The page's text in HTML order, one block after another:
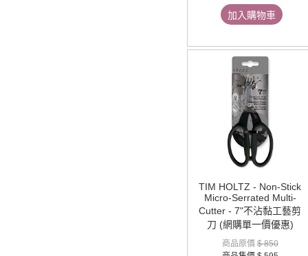
加入購物車
TIM HOLTZ - Non-Stick
Micro-Serrated Multi-
Cutter - 7"不沾黏工藝剪
刀 (網購單一價優惠)
商品原價$ 850